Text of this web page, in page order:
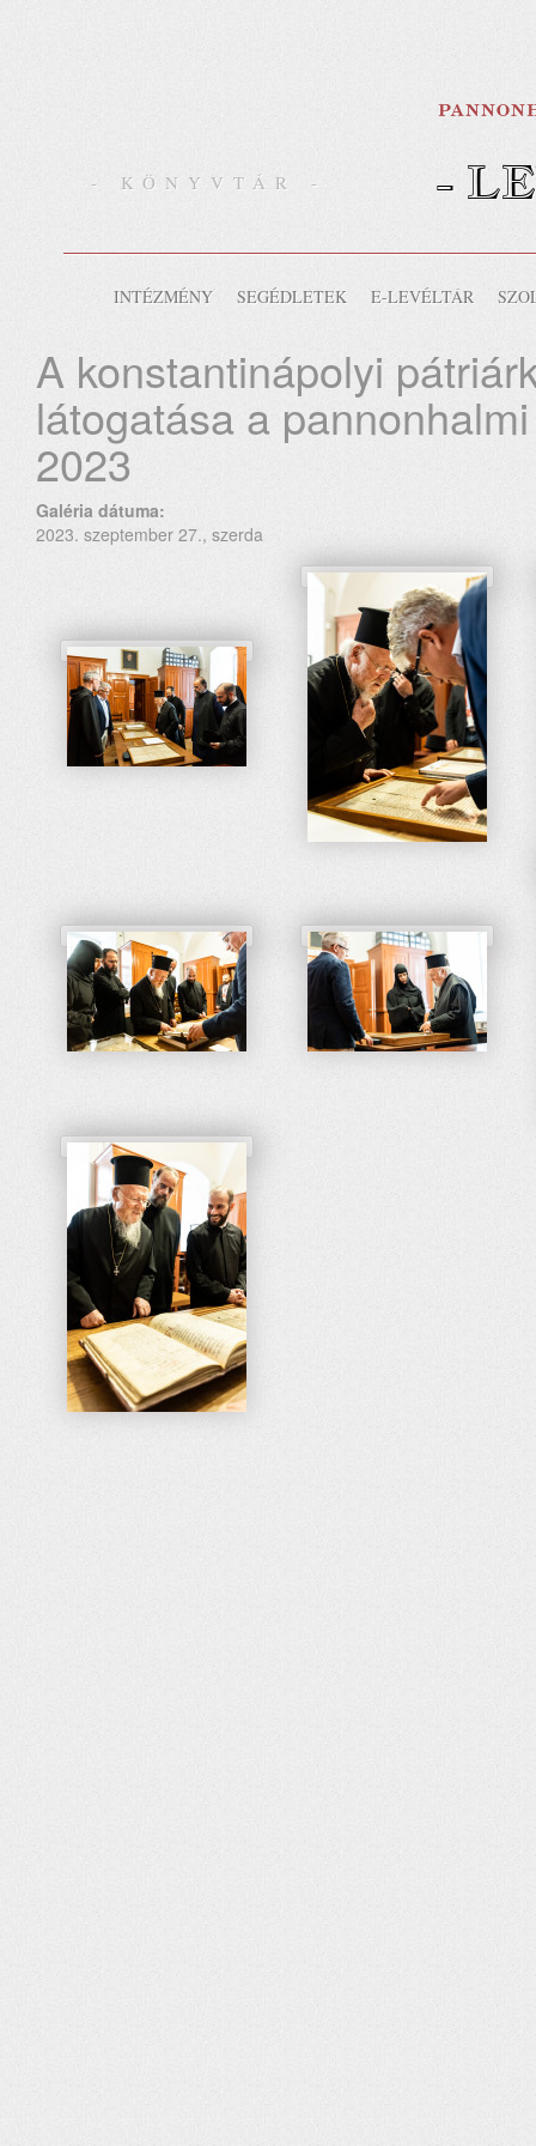
- KÖNYVTÁR - -
INTÉZMÉNY SEGÉDLETEK E-LEVÉLTÁR
A konstantinápolyi
látogatása a
2023
Galéria dátuma:
2023. szeptember 27., szerda